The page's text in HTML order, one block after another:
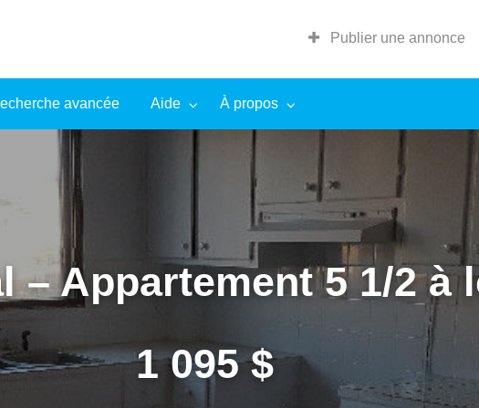
Publier une annonce
avancée Aide À propos
– Appartement 5 1/2 à
1 095 $